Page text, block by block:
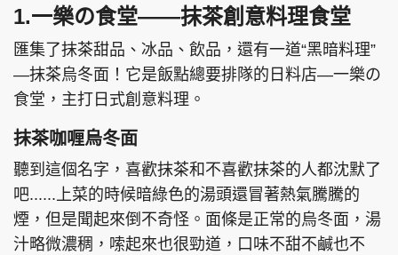
頭條搵工 EDUPLUS
關於我們
聯絡我們
隱私政策聲明
版權及免責聲明
1.一樂の食堂——抹茶創意料理食堂
匯集了抹茶甜品、冰品、飲品，還有一道“黑暗料理”
—抹茶烏冬面！它是飯點總要排隊的日料店—一樂の
食堂，主打日式創意料理。
抹茶咖喱烏冬面
聽到這個名字，喜歡抹茶和不喜歡抹茶的人都沈默了
吧......上菜的時候暗綠色的湯頭還冒著熱氣騰騰的
煙，但是聞起來倒不奇怪。面條是正常的烏冬面，湯
汁略微濃稠，嗦起來也很勁道，口味不甜不鹹也不